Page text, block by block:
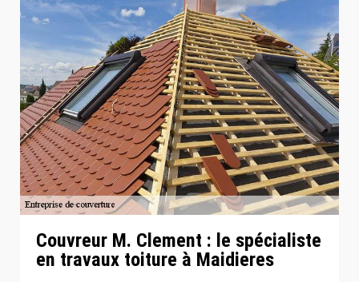
Couvreur M. Clement : le spécialiste
en travaux toiture à Maidieres